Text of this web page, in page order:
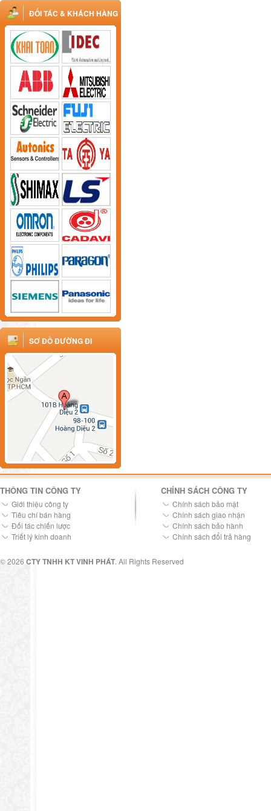
ĐỐI TÁC & KHÁCH HÀNG
SƠ ĐỒ ĐƯỜNG ĐI
THÔNG TIN CÔNG TY
Giới thiệu công ty
Tiêu chí bán hàng
Đối tác chiến lược
Triết lý kinh doanh
CHÍNH SÁCH CÔNG TY
Chính sách bảo mật
Chính sách giao nhận
Chính sách bảo hành
Chính sách đổi trả hàng
© 2026 CTY TNHH KT VINH PHÁT. All Rights Reserved